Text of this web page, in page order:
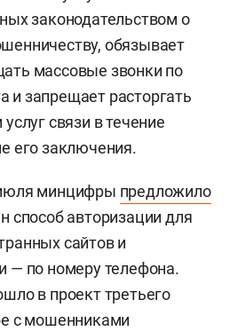
законодательством о
обязывает
массовые звонки по
и запрещает расторгать
связи в течение
его заключения.
минцифры предложило
способ авторизации для
сайтов и
— по номеру телефона.
в проект третьего
с мошенниками